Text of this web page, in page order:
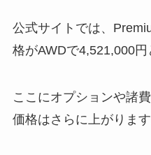
公式サイトでは、
格がAWDで4,521,000円
ここにオプションや諸
価格はさらに上がります